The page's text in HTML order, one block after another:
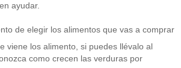
ayudar.
de elegir los alimentos que vas a comprar
viene los alimento, si puedes llévalo al
como crecen las verduras por